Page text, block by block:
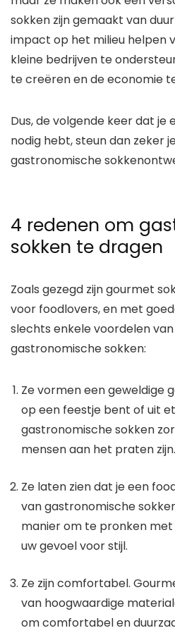
sokken zijn gemaakt van
impact op het milieu helpen
kleine bedrijven te
te creëren en de economie
Dus, de volgende keer dat je
nodig hebt, steun dan zeker
gastronomische
4 redenen om
sokken te dragen
Zoals gezegd zijn gourmet
voor foodlovers, en met
slechts enkele voordelen
gastronomische sokken:
Ze vormen een geweldige
op een feestje bent of uit
gastronomische sokken
mensen aan het praten zijn.
Ze laten zien dat je een
van gastronomische
manier om te pronken
uw gevoel voor stijl.
Ze zijn comfortabel.
van hoogwaardige
om comfortabel en